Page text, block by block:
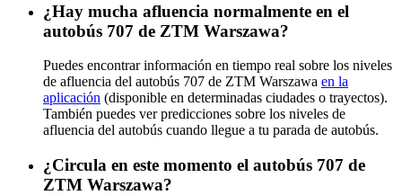
¿Hay mucha afluencia normalmente en el
autobús 707 de ZTM Warszawa?
Puedes encontrar información en tiempo real sobre los niveles
de afluencia del autobús 707 de ZTM Warszawa en la
aplicación (disponible en determinadas ciudades o trayectos).
También puedes ver predicciones sobre los niveles de
afluencia del autobús cuando llegue a tu parada de autobús.
¿Circula en este momento el autobús 707 de
ZTM Warszawa?